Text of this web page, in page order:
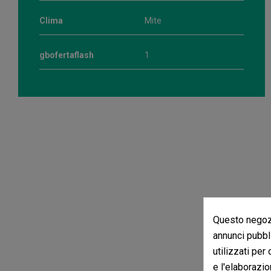
Clima Mite
gbofertaflash 1
Questo
annunci
utilizzati per
e